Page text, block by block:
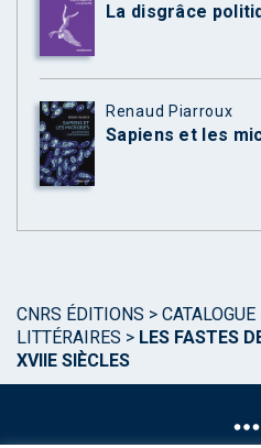
La disgrâce
Renaud Piarroux
Sapiens et les
CNRS ÉDITIONS > CATALOGUE
LITTÉRAIRES > LES FASTES
XVIIE SIÈCLES